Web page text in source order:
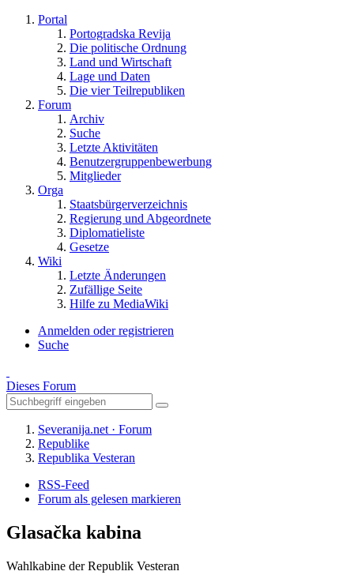
Portal
Portogradska Revija
Die politische Ordnung
Land und Wirtschaft
Lage und Daten
Die vier Teilrepubliken
Forum
Archiv
Suche
Letzte Aktivitäten
Benutzergruppenbewerbung
Mitglieder
Orga
Staatsbürgerverzeichnis
Regierung und Abgeordnete
Diplomatieliste
Gesetze
Wiki
Letzte Änderungen
Zufällige Seite
Hilfe zu MediaWiki
Anmelden oder registrieren
Suche
Dieses Forum
Severanija.net · Forum
Republike
Republika Vesteran
RSS-Feed
Forum als gelesen markieren
Glasačka kabina
Wahlkabine der Republik Vesteran